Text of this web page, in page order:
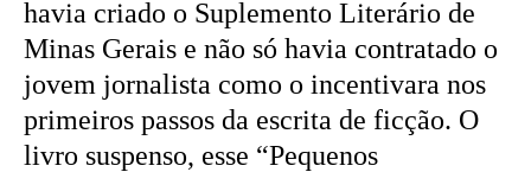
havia criado o Suplemento Literário de
Minas Gerais e não só havia contratado o
jovem jornalista como o incentivara nos
primeiros passos da escrita de ficção. O
livro suspenso, esse “Pequenos